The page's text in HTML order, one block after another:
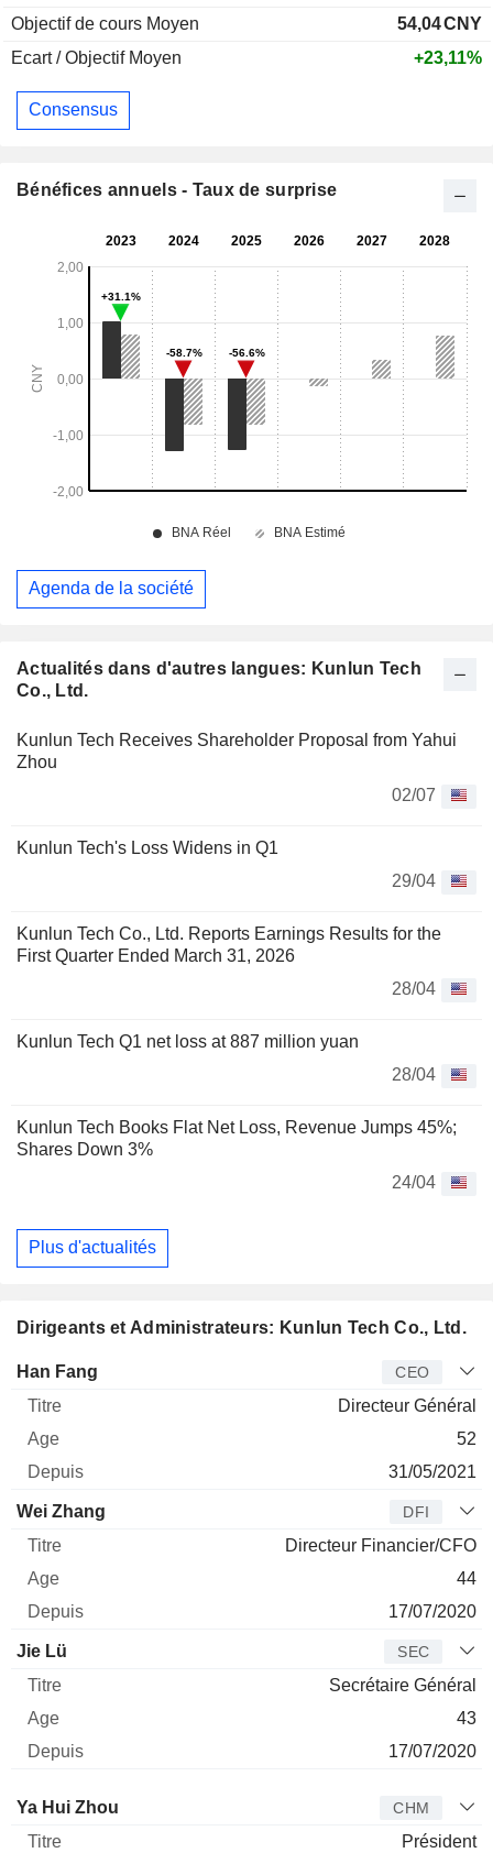
Actualités dans d'autres langues: Kunlun Tech
Co., Ltd.
Kunlun Tech Receives Shareholder Proposal from Yahui
Zhou
02/07
Kunlun Tech's Loss Widens in Q1
29/04
Kunlun Tech Co., Ltd. Reports Earnings Results for the
First Quarter Ended March 31, 2026
28/04
Kunlun Tech Q1 net loss at 887 million yuan
28/04
Kunlun Tech Books Flat Net Loss, Revenue Jumps 45%;
Shares Down 3%
24/04
Plus d'actualités
Dirigeants et Administrateurs: Kunlun Tech Co., Ltd.
Dirigeant
Han Fang CEO
Directeur Général
52
31/05/2021
Wei Zhang DFI
Directeur Financier/CFO
44
17/07/2020
Jie Lü SEC
Secrétaire Général
43
17/07/2020
Administrateur
Ya Hui Zhou CHM
Président
Objectif de cours Moyen
54,04CNY
Ecart / Objectif Moyen
+23,11%
Consensus
Bénéfices annuels - Taux de surprise
Agenda de la société